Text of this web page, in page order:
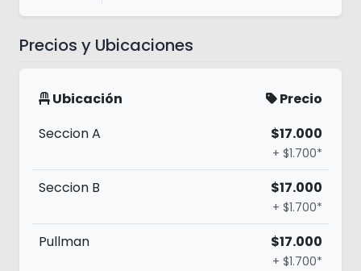
Precios y Ubicaciones
Ubicación
Precio
Seccion A
$17.000
+ $1.700*
Seccion B $17.000
+ $1.700*
Pullman $17.000
+ $1.700*